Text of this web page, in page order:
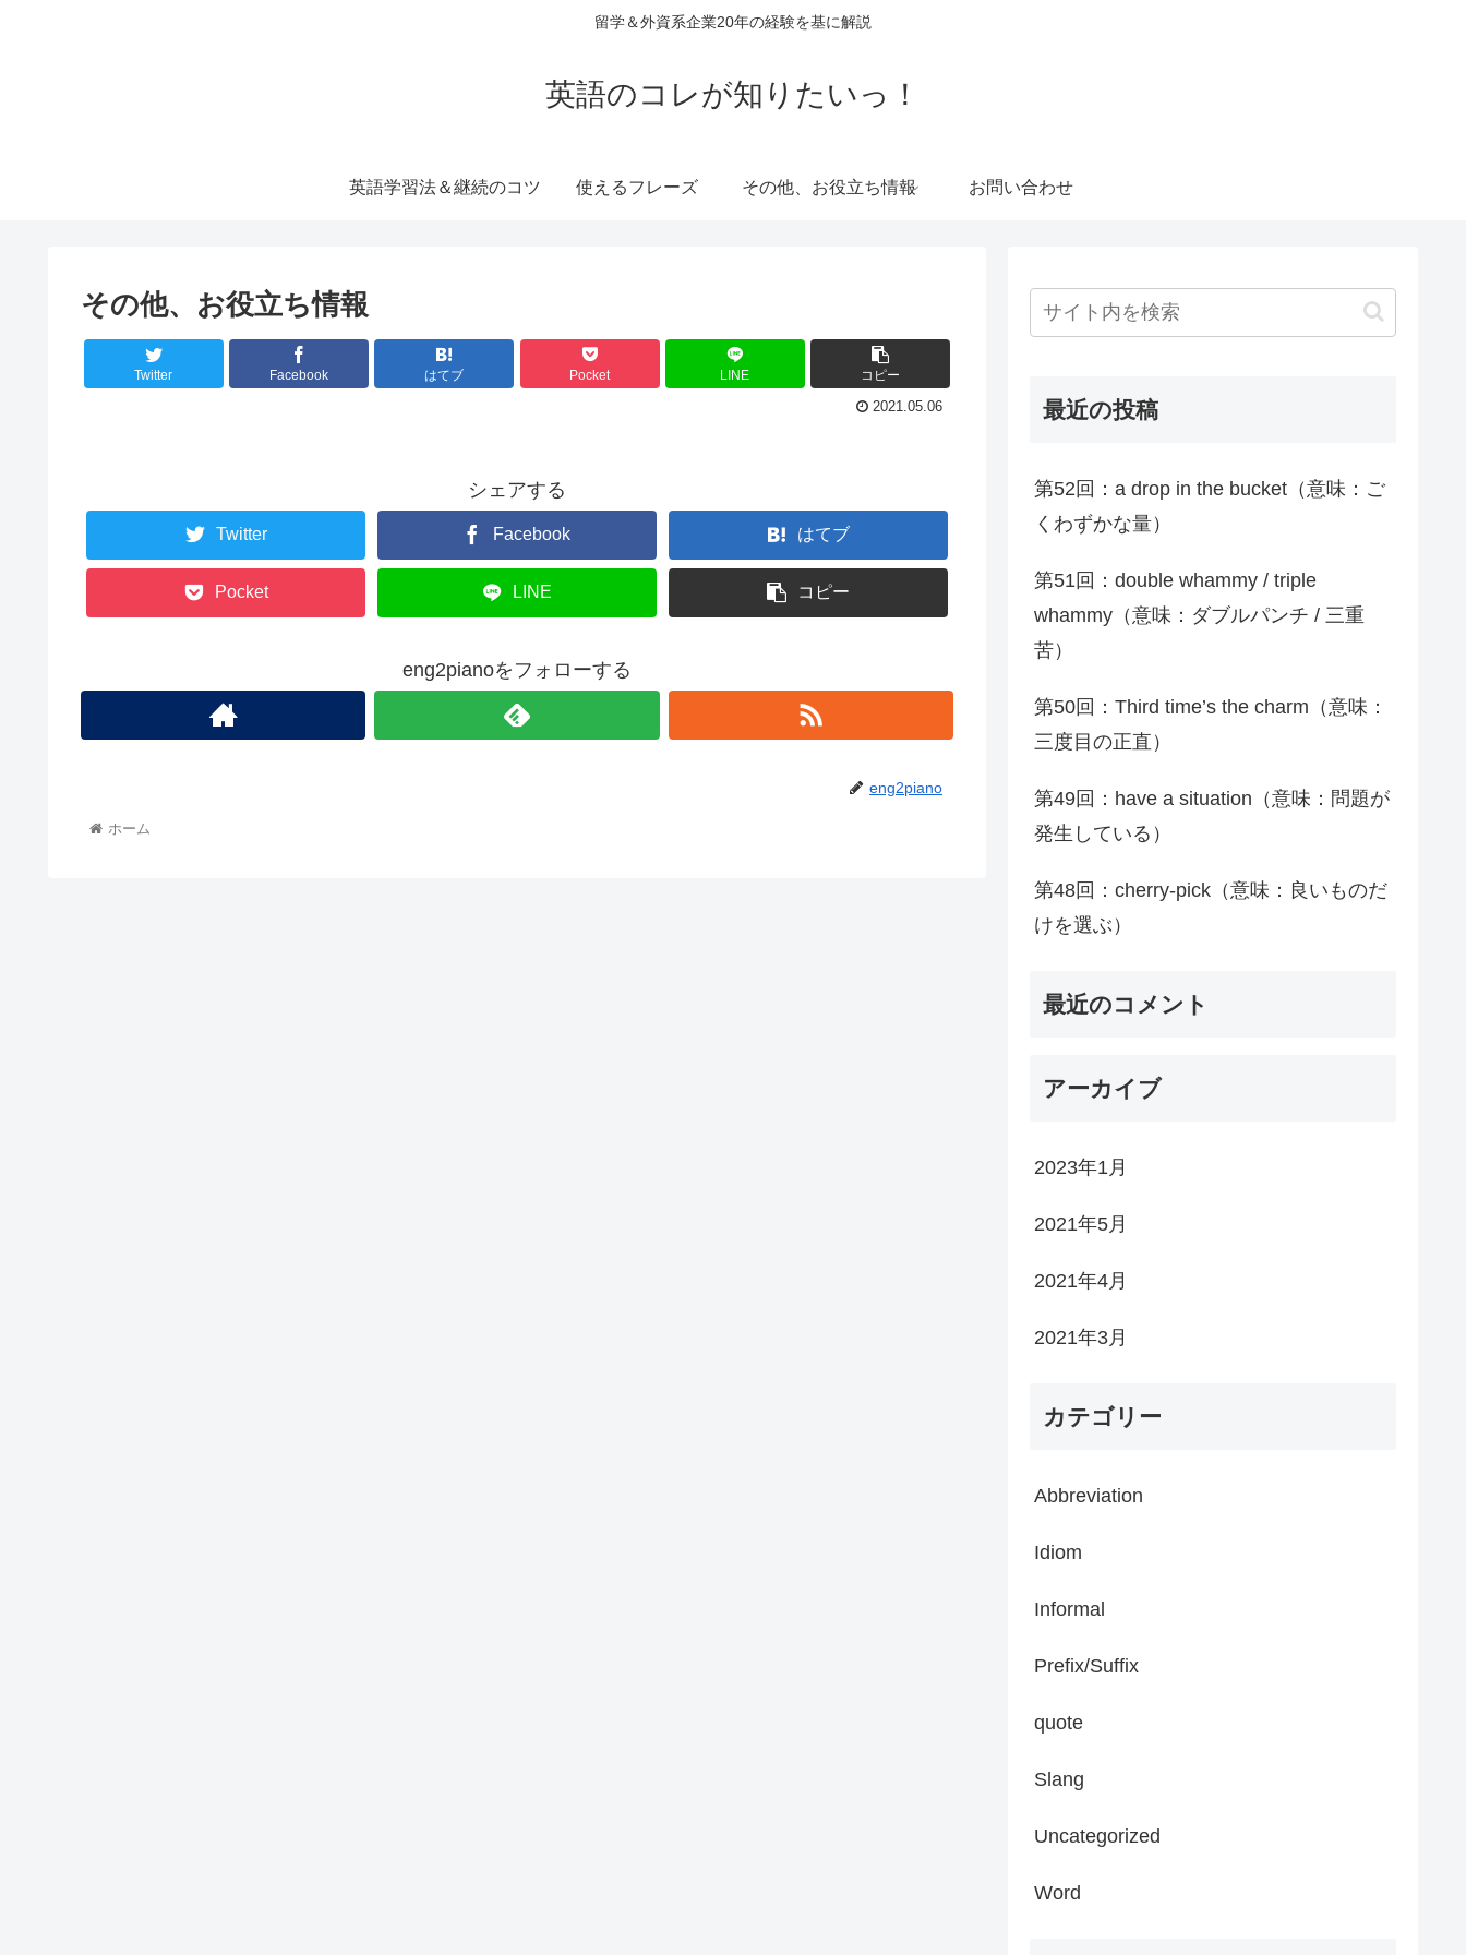
留学＆外資系企業20年の経験を基に解説
英語のコレが知りたいっ！
英語学習法＆継続のコツ 使えるフレーズ その他、お役立ち情報 お問い合わせ
その他、お役立ち情報
Twitter Facebook はてブ Pocket LINE コピー
2021.05.06
シェアする
Twitter Facebook はてブ
Pocket LINE コピー
eng2pianoをフォローする
eng2piano
ホーム
最近の投稿
第52回：a drop in the bucket（意味：ご
くわずかな量）
第51回：double whammy / triple
whammy（意味：ダブルパンチ / 三重
苦）
第50回：Third time’s the charm（意味：
三度目の正直）
第49回：have a situation（意味：問題が
発生している）
第48回：cherry-pick（意味：良いものだ
けを選ぶ）
最近のコメント
アーカイブ
2023年1月
2021年5月
2021年4月
2021年3月
カテゴリー
Abbreviation
Idiom
Informal
Prefix/Suffix
quote
Slang
Uncategorized
Word